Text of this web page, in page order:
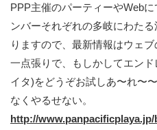
PPP主催のパーティーやWeb
ンバーそれぞれの多岐にわた
りますので、最新情報はウェ
一点張りで、もしかしてエン
イタ)をどうぞお試しあ〜れ〜
なくやるせない。
http://www.panpacificplaya.jp/